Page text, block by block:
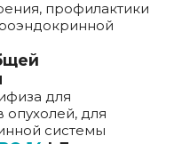
профилактики
для
опухолей, для
системы